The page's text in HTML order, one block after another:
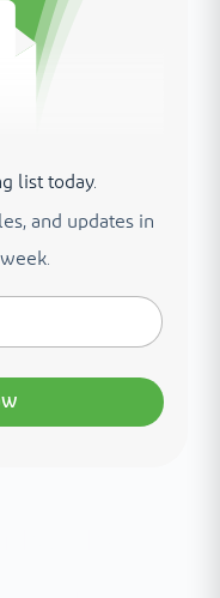
list today.
and updates in